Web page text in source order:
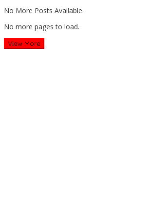
No More Posts Available.
No more pages to load.
View More